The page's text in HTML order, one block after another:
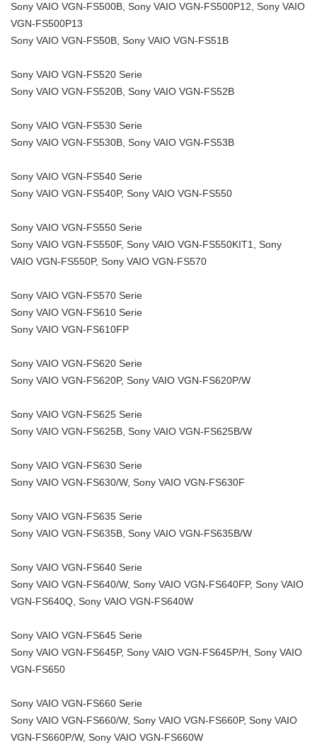
Sony VAIO VGN-FS500B, Sony VAIO VGN-FS500P12, Sony VAIO
VGN-FS500P13
Sony VAIO VGN-FS50B, Sony VAIO VGN-FS51B
Sony VAIO VGN-FS520 Serie
Sony VAIO VGN-FS520B, Sony VAIO VGN-FS52B
Sony VAIO VGN-FS530 Serie
Sony VAIO VGN-FS530B, Sony VAIO VGN-FS53B
Sony VAIO VGN-FS540 Serie
Sony VAIO VGN-FS540P, Sony VAIO VGN-FS550
Sony VAIO VGN-FS550 Serie
Sony VAIO VGN-FS550F, Sony VAIO VGN-FS550KIT1, Sony
VAIO VGN-FS550P, Sony VAIO VGN-FS570
Sony VAIO VGN-FS570 Serie
Sony VAIO VGN-FS610 Serie
Sony VAIO VGN-FS610FP
Sony VAIO VGN-FS620 Serie
Sony VAIO VGN-FS620P, Sony VAIO VGN-FS620P/W
Sony VAIO VGN-FS625 Serie
Sony VAIO VGN-FS625B, Sony VAIO VGN-FS625B/W
Sony VAIO VGN-FS630 Serie
Sony VAIO VGN-FS630/W, Sony VAIO VGN-FS630F
Sony VAIO VGN-FS635 Serie
Sony VAIO VGN-FS635B, Sony VAIO VGN-FS635B/W
Sony VAIO VGN-FS640 Serie
Sony VAIO VGN-FS640/W, Sony VAIO VGN-FS640FP, Sony VAIO
VGN-FS640Q, Sony VAIO VGN-FS640W
Sony VAIO VGN-FS645 Serie
Sony VAIO VGN-FS645P, Sony VAIO VGN-FS645P/H, Sony VAIO
VGN-FS650
Sony VAIO VGN-FS660 Serie
Sony VAIO VGN-FS660/W, Sony VAIO VGN-FS660P, Sony VAIO
VGN-FS660P/W, Sony VAIO VGN-FS660W